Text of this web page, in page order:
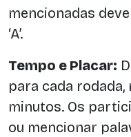
mencionadas
‘A’.
Tempo e Placar:
para cada rodada,
minutos. Os
ou mencionar